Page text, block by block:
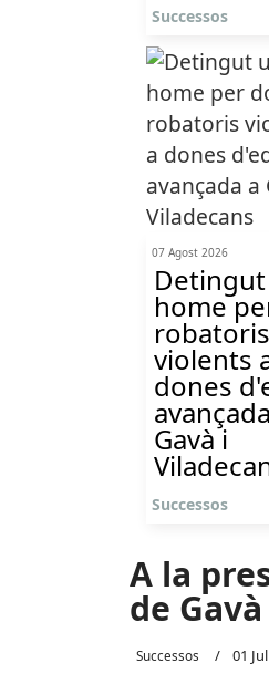
Successos
07 Agost 2026
home
robatoris
violents
dones
Gavà i
Successos
A la
de Gavà
Successos 01